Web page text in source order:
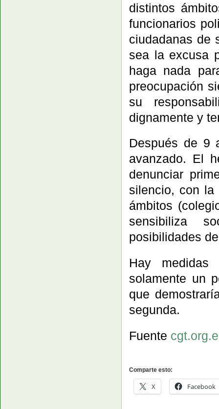
distintos
funcionarios
ciudadanas de
sea la excusa
haga nada
preocupación
su
dignamente y
Después de 9
avanzado. El
denunciar
silencio, con la
ámbitos
sensibiliza
posibilidades
Hay
solamente un
que
segunda.
Fuente
Comparte esto:
X Facebook